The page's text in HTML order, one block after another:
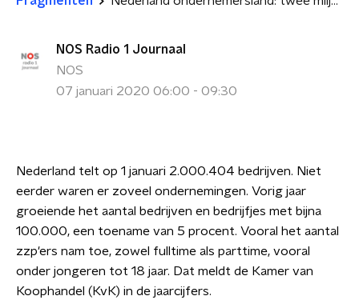
NOS Radio 1 Journaal
NOS
07 januari 2020 06:00 - 09:30
Nederland telt op 1 januari 2.000.404 bedrijven. Niet
eerder waren er zoveel ondernemingen. Vorig jaar
groeiende het aantal bedrijven en bedrijfjes met bijna
100.000, een toename van 5 procent. Vooral het aantal
zzp'ers nam toe, zowel fulltime als parttime, vooral
onder jongeren tot 18 jaar. Dat meldt de Kamer van
Koophandel (KvK) in de jaarcijfers.